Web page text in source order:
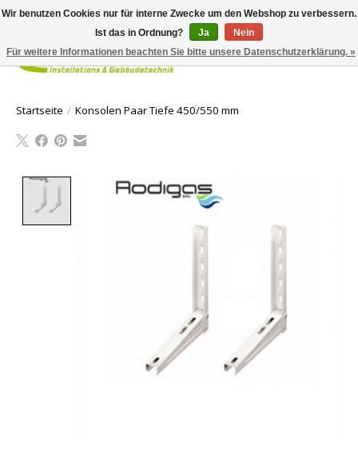
Ihr
Startseite / Konsolen Paar Tiefe 450/550 mm
Product image slideshow Items
Wir benutzen Cookies nur für interne Zwecke um den Webshop zu verbessern.
Ist das in Ordnung?
Ja
Nein
Für weitere Informationen beachten Sie bitte unsere Datenschutzerklärung. »